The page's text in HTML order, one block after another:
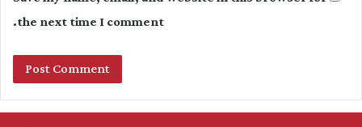
the next time I comment.